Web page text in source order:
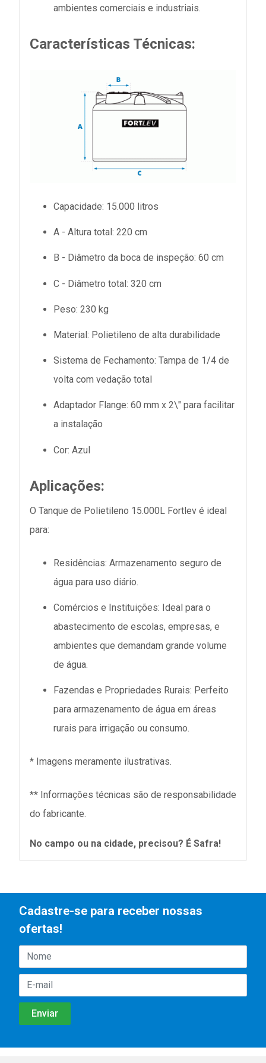
ambientes comerciais e industriais.
Características Técnicas:
Capacidade: 15.000 litros
A - Altura total: 220 cm
B - Diâmetro da boca de inspeção: 60 cm
C - Diâmetro total: 320 cm
Peso: 230 kg
Material: Polietileno de alta durabilidade
Sistema de Fechamento: Tampa de 1/4 de
volta com vedação total
Adaptador Flange: 60 mm x 2\" para facilitar
a instalação
Cor: Azul
Aplicações:
O Tanque de Polietileno 15.000L Fortlev é ideal
para:
Residências: Armazenamento seguro de
água para uso diário.
Comércios e Instituições: Ideal para o
abastecimento de escolas, empresas, e
ambientes que demandam grande volume
de água.
Fazendas e Propriedades Rurais: Perfeito
para armazenamento de água em áreas
rurais para irrigação ou consumo.
* Imagens meramente ilustrativas.
** Informações técnicas são de responsabilidade
do fabricante.
No campo ou na cidade, precisou? É Safra!
Cadastre-se para receber nossas
ofertas!